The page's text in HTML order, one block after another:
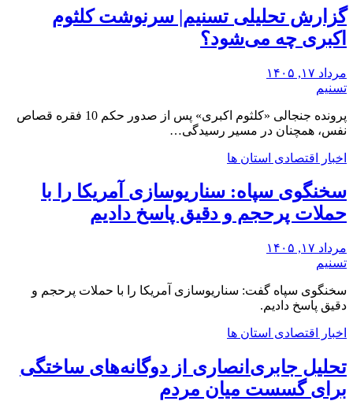
گزارش تحلیلی تسنیم| سرنوشت کلثوم
اکبری چه می‌شود؟
مرداد ۱۷, ۱۴۰۵
تسنیم
پرونده جنجالی «کلثوم اکبری» پس از صدور حکم 10 فقره قصاص
نفس، همچنان در مسیر رسیدگی…
اخبار اقتصادی استان ها
سخنگوی سپاه: سناریوسازی آمریکا را با
حملات پرحجم‌‌ و دقیق‌ پاسخ دادیم
مرداد ۱۷, ۱۴۰۵
تسنیم
سخنگوی سپاه گفت: سناریوسازی آمریکا را با حملات پرحجم‌‌ و
دقیق‌ پاسخ دادیم.
اخبار اقتصادی استان ها
تحلیل جابری‌انصاری از دوگانه‌های ساختگی
‌برای گسست میان مردم